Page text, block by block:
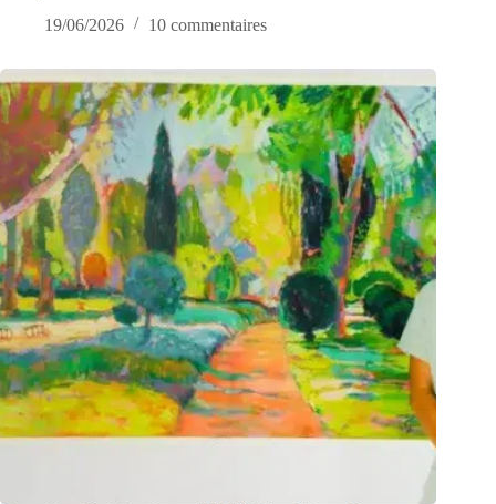
19/06/2026
10 commentaires